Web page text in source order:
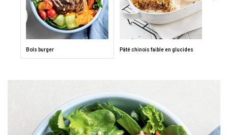
Bols burger Pâté chinois faible en glucides